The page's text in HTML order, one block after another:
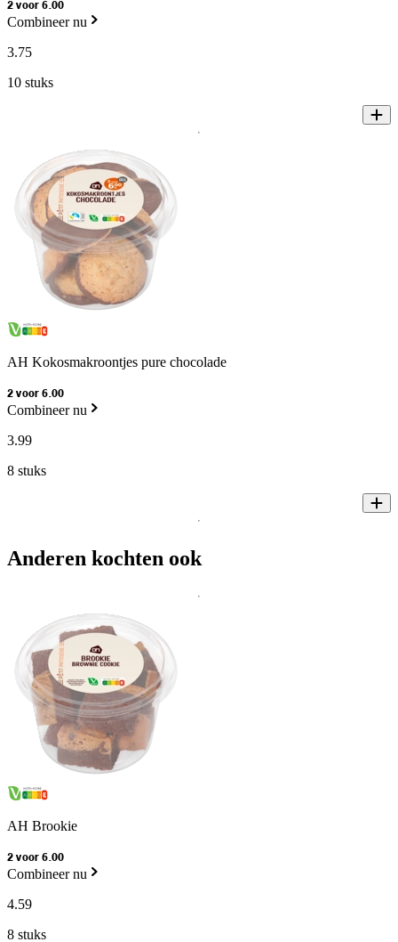
2 voor 6.00
Combineer nu
3.75
10 stuks
AH Kokosmakroontjes pure chocolade
2 voor 6.00
Combineer nu
3.99
8 stuks
Anderen kochten ook
AH Brookie
2 voor 6.00
Combineer nu
4.59
8 stuks